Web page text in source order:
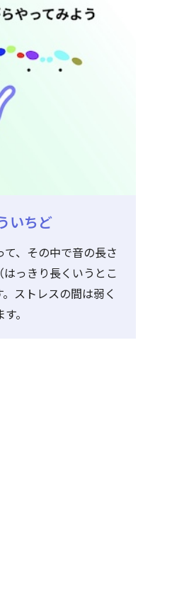
いちど
、その中で音の長さ
っきり長くいうとこ
ストレスの間は弱く
。